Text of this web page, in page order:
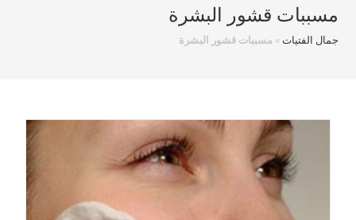
مسببات قشور البشرة
جمال الفتيات» مسببات قشور البشرة